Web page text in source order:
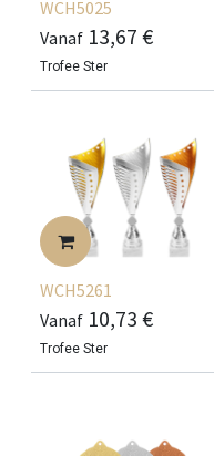
WCH5025
Vanaf 13,67 €
Trofee Ster
WCH5261
Vanaf 10,73 €
Trofee Ster